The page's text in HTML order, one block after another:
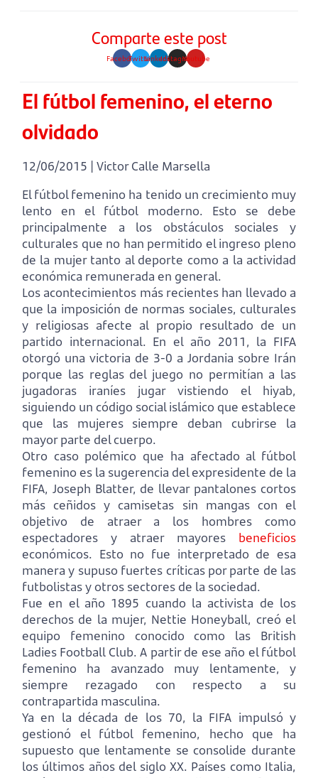
Comparte este post
FacebookTwitterLinkedinInstagramYoutube
El fútbol femenino, el eterno
olvidado
12/06/2015 | Victor Calle Marsella
El fútbol femenino ha tenido un crecimiento muy
lento en el fútbol moderno. Esto se debe
principalmente a los obstáculos sociales y
culturales que no han permitido el ingreso pleno
de la mujer tanto al deporte como a la actividad
económica remunerada en general.
Los acontecimientos más recientes han llevado a
que la imposición de normas sociales, culturales
y religiosas afecte al propio resultado de un
partido internacional. En el año 2011, la FIFA
otorgó una victoria de 3-0 a Jordania sobre Irán
porque las reglas del juego no permitían a las
jugadoras iraníes jugar vistiendo el hiyab,
siguiendo un código social islámico que establece
que las mujeres siempre deban cubrirse la
mayor parte del cuerpo.
Otro caso polémico que ha afectado al fútbol
femenino es la sugerencia del expresidente de la
FIFA, Joseph Blatter, de llevar pantalones cortos
más ceñidos y camisetas sin mangas con el
objetivo de atraer a los hombres como
espectadores y atraer mayores beneficios
económicos. Esto no fue interpretado de esa
manera y supuso fuertes críticas por parte de las
futbolistas y otros sectores de la sociedad.
Fue en el año 1895 cuando la activista de los
derechos de la mujer, Nettie Honeyball, creó el
equipo femenino conocido como las British
Ladies Football Club. A partir de ese año el fútbol
femenino ha avanzado muy lentamente, y
siempre rezagado con respecto a su
contrapartida masculina.
Ya en la década de los 70, la FIFA impulsó y
gestionó el fútbol femenino, hecho que ha
supuesto que lentamente se consolide durante
los últimos años del siglo XX. Países como Italia,